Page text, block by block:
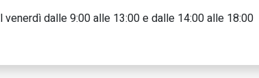
dalle 9:00 alle 13:00 e dalle 14:00 alle 18:00